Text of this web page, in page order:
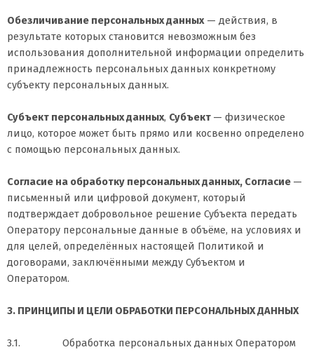
Обезличивание персональных данных— действия, в
результате которых становится невозможным без
использования дополнительной информации определить
принадлежность персональных данных конкретному
субъекту персональных данных.
Субъект персональных данных, Субъект — физическое
лицо, которое может быть прямо или косвенно определено
с помощью персональных данных.
Согласие на обработку персональных данных, Согласие —
письменный или цифровой документ, который
подтверждает добровольное решение Субъекта передать
Оператору персональные данные в объёме, на условиях и
для целей, определённых настоящей Политикой и
договорами, заключёнными между Субъектом и
Оператором.
3. ПРИНЦИПЫ И ЦЕЛИ ОБРАБОТКИ ПЕРСОНАЛЬНЫХ ДАННЫХ
3.1. Обработка персональных данных Оператором